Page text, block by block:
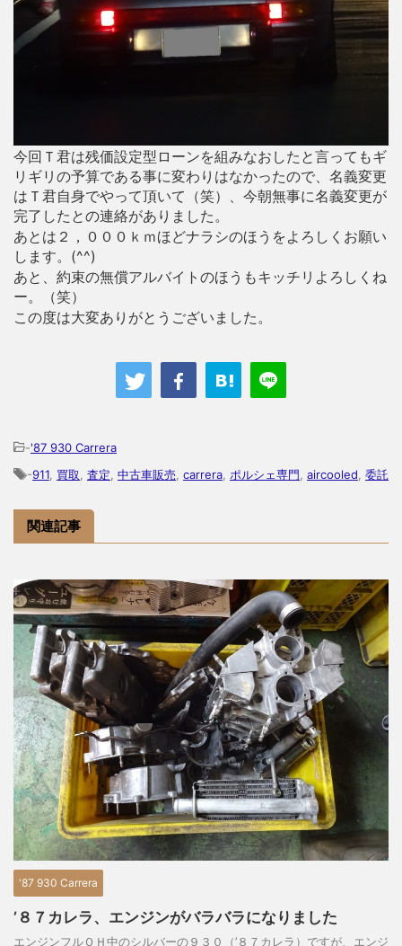
今回Ｔ君は残価設定型ローンを組みなおしたと言ってもギ
リギリの予算である事に変わりはなかったので、名義変更
はＴ君自身でやって頂いて（笑）、今朝無事に名義変更が
完了したとの連絡がありました。
あとは２，０００ｋｍほどナラシのほうをよろしくお願い
します。(^^)
あと、約束の無償アルバイトのほうもキッチリよろしくね
ー。（笑）
この度は大変ありがとうございました。
-'87 930 Carrera
-911 買取 査定 中古車販売 carrera ポルシェ専門 aircooled 委託
関連記事
'87 930 Carrera
’８７カレラ、エンジンがバラバラになりました
エンジンフルＯＨ中のシルバーの９３０（’８７カレラ）ですが、エンジ